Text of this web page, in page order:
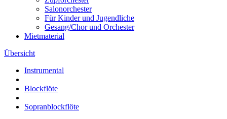
Salonorchester
Für Kinder und Jugendliche
Gesang/Chor und Orchester
Mietmaterial
Übersicht
Instrumental
Blockflöte
Sopranblockflöte